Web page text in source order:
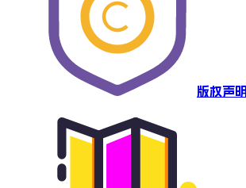
版权声明